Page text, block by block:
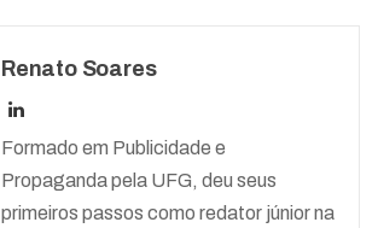
Renato Soares
Formado em Publicidade e
Propaganda pela UFG, deu seus
primeiros passos como redator júnior na